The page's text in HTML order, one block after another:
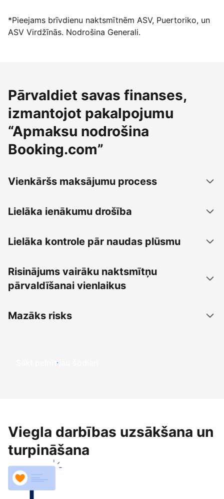
*Pieejams brīvdienu naktsmītnēm ASV, Puertoriko, un
ASV Virdžīnās. Nodrošina Generali.
Pārvaldiet savas finanses,
izmantojot pakalpojumu
“Apmaksu nodrošina
Booking.com”
Vienkāršs maksājumu process
Lielāka ienākumu drošība
Lielāka kontrole pār naudas plūsmu
Risinājums vairāku naktsmītņu
pārvaldīšanai vienlaikus
Mazāks risks
Sākt pelnīt jau šodien
Viegla darbības uzsākšana un
turpināšana